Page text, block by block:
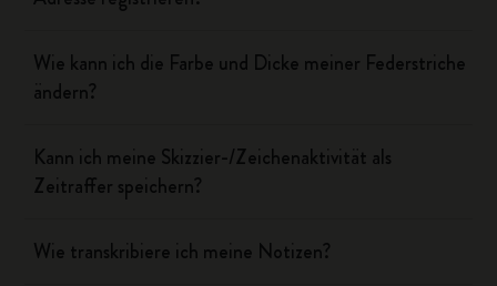
Wie kann ich die Farbe und Dicke meiner Federstriche
ändern?
Kann ich meine Skizzier-/Zeichenaktivität als
Zeitraffer speichern?
Wie transkribiere ich meine Notizen?